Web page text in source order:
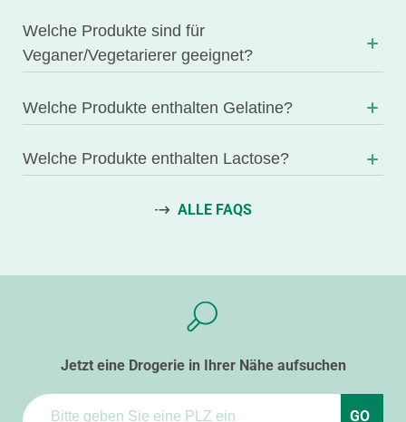
Welche Produkte sind für
Veganer/Vegetarierer geeignet?
Welche Produkte enthalten Gelatine?
Welche Produkte enthalten Lactose?
ALLE FAQS
Jetzt eine Drogerie in Ihrer Nähe aufsuchen
GO